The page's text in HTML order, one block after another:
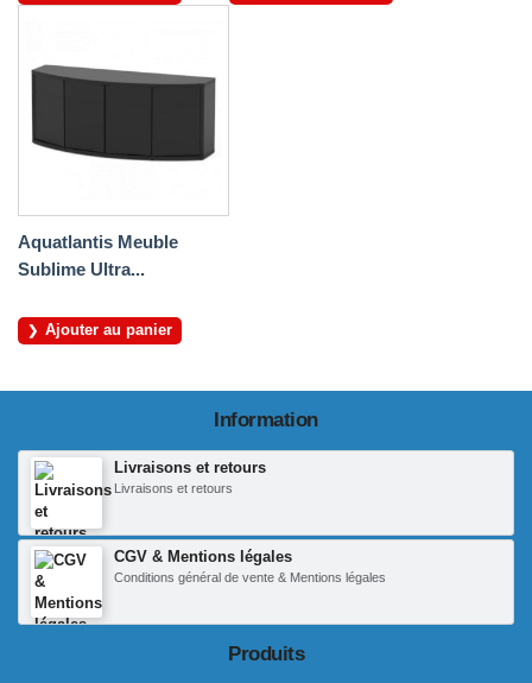
Aquatlantis Meuble
Sublime Ultra...
Ajouter au panier
Information
Livraisons et retours
Livraisons et retours
CGV & Mentions légales
Conditions général de vente & Mentions légales
Produits